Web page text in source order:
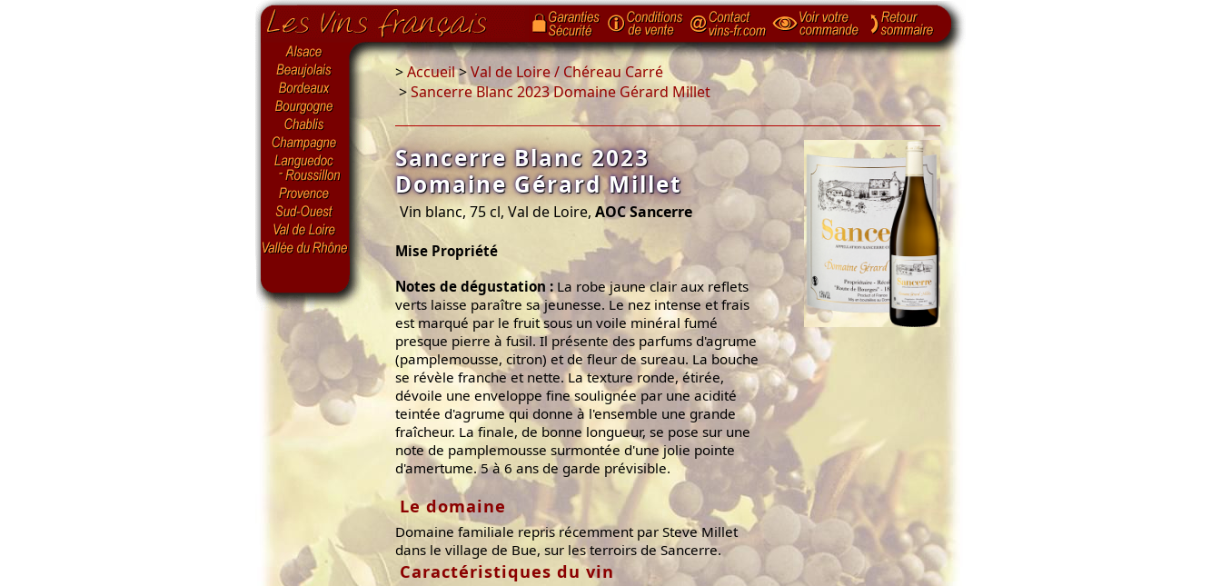
>Accueil>Val de Loire / Chéreau Carré
>Sancerre Blanc 2023 Domaine Gérard Millet
Sancerre Blanc 2023
Domaine Gérard Millet
Vin blanc, 75 cl, Val de Loire, AOC Sancerre
Mise Propriété
Notes de dégustation : La robe jaune clair aux reflets
verts laisse paraître sa jeunesse. Le nez intense et frais
est marqué par le fruit sous un voile minéral fumé
presque pierre à fusil. Il présente des parfums d'agrume
(pamplemousse, citron) et de fleur de sureau. La bouche
se révèle franche et nette. La texture ronde, étirée,
dévoile une enveloppe fine soulignée par une acidité
teintée d'agrume qui donne à l'ensemble une grande
fraîcheur. La finale, de bonne longueur, se pose sur une
note de pamplemousse surmontée d'une jolie pointe
d'amertume. 5 à 6 ans de garde prévisible.
Le domaine
Domaine familiale repris récemment par Steve Millet
dans le village de Bue, sur les terroirs de Sancerre.
Caractéristiques du vin